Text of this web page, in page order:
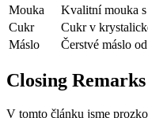
Mouka
Kvalitní mouka
Cukr
Cukr v
Máslo
Čerstvé máslo
Closing Remarks
V tomto článku jsme